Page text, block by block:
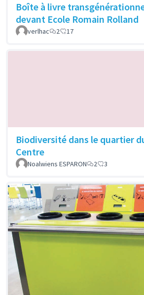
Boîte à livre
devant Ecole Romain Rolland
verlhac 2 17
Biodiversité dans le quartier
Centre
Noalwiens ESPARON 2 3